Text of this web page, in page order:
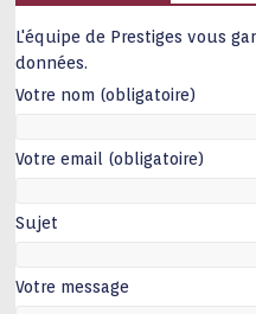
L'équipe de Prestiges vous
données.
Votre nom (obligatoire)
Votre email (obligatoire)
Sujet
Votre message